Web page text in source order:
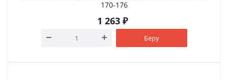
170-176
1 263₽
Беру